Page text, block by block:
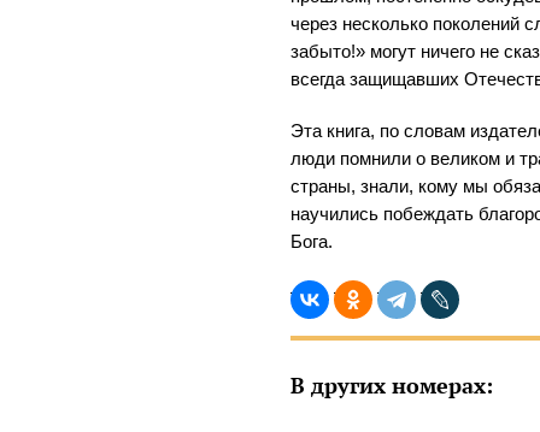
через несколько поколений
забыто!» могут ничего не
всегда защищавших
Эта книга, по словам
люди помнили о великом и
страны, знали, кому мы
научились побеждать
Бога.
В других номерах: